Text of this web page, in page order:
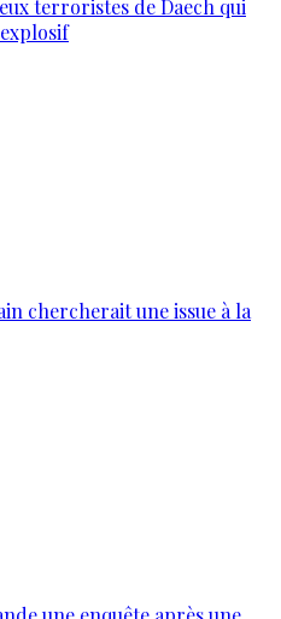
terroristes de Daech qui
chercherait une issue à la